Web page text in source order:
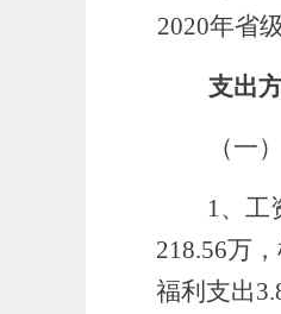
2020年省
支出
（一）
1、 工
218.56万
福利支出